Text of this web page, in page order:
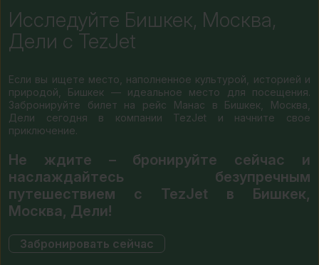
Исследуйте Бишкек, Москва,
Дели с TezJet
Если вы ищете место, наполненное культурой, историей и
природой, Бишкек — идеальное место для посещения.
Забронируйте билет на рейс Манас в Бишкек, Москва,
Дели сегодня в компании TezJet и начните свое
приключение.
Не ждите – бронируйте сейчас и
наслаждайтесь безупречным
путешествием с TezJet в Бишкек,
Москва, Дели!
Забронировать сейчас